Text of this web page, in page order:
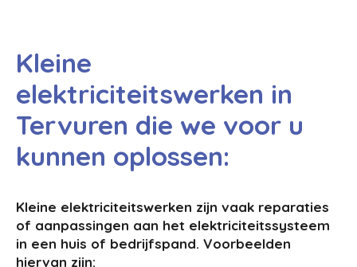
Kleine
elektriciteitswerken in
Tervuren die we voor u
kunnen oplossen:
Kleine elektriciteitswerken zijn vaak reparaties
of aanpassingen aan het elektriciteitssysteem
in een huis of bedrijfspand. Voorbeelden
hiervan zijn: